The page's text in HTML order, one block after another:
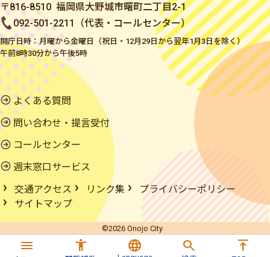
〒816-8510 福岡県大野城市曙町二丁目2-1
092-501-2211（代表・コールセンター）
開庁日時：月曜から金曜日（祝日・12月29日から翌年1月3日を除く）
午前8時30分から午後5時
よくある質問
問い合わせ・提言受付
コールセンター
週末窓口サービス
交通アクセス
リンク集
プライバシーポリシー
サイトマップ
©2026 Onojo City
menu accessibility_new language search vertical_align_top